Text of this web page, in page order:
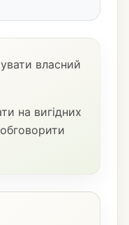
власний
на вигідних